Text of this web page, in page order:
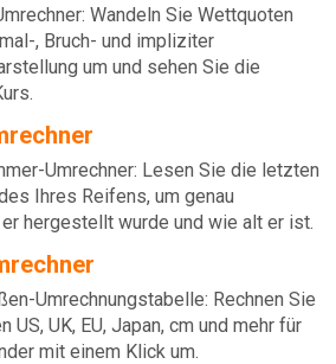
Wandeln Sie Wettquoten
, Bruch- und impliziter
um und sehen Sie die
Umrechner: Lesen Sie die letzten
Ihres Reifens, um genau
hergestellt wurde und wie alt er ist.
Umrechnungstabelle: Rechnen Sie
US, UK, EU, Japan, cm und mehr für
mit einem Klick um.